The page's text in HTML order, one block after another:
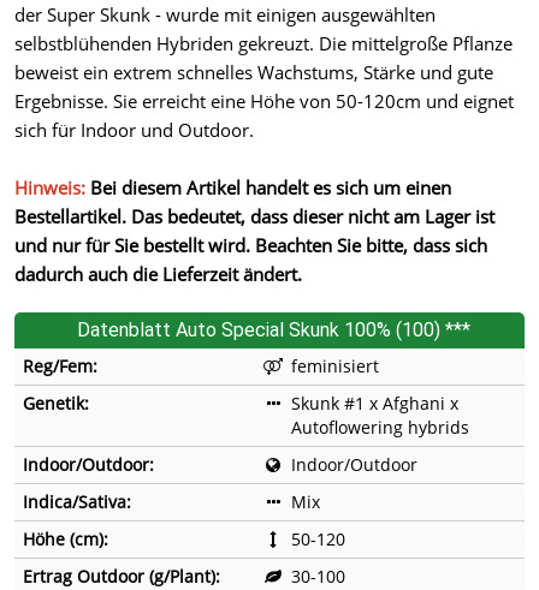
der Super Skunk - wurde mit einigen ausgewählten
selbstblühenden Hybriden gekreuzt. Die mittelgroße Pflanze
beweist ein extrem schnelles Wachstums, Stärke und gute
Ergebnisse. Sie erreicht eine Höhe von 50-120cm und eignet
sich für Indoor und Outdoor.
Hinweis: Bei diesem Artikel handelt es sich um einen
Bestellartikel. Das bedeutet, dass dieser nicht am Lager ist
und nur für Sie bestellt wird. Beachten Sie bitte, dass sich
dadurch auch die Lieferzeit ändert.
Datenblatt Auto Special Skunk 100% (100) ***
Reg/Fem:
feminisiert
Genetik:
Skunk #1 x Afghani x
Autoflowering hybrids
Indoor/Outdoor:
Indoor/Outdoor
Indica/Sativa:
Mix
Höhe (cm):
50-120
Ertrag Outdoor (g/Plant):
30-100